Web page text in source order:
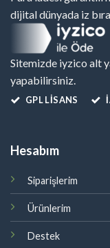
dijital dünyada iz
Sitemizde iyzico alt
yapabilirsiniz.
GPL LISANS
Hesabım
Siparişlerim
Ürünlerim
Destek